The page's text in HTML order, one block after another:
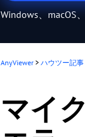
Windows、macOS
AnyViewer > ハウツー記事
マイ